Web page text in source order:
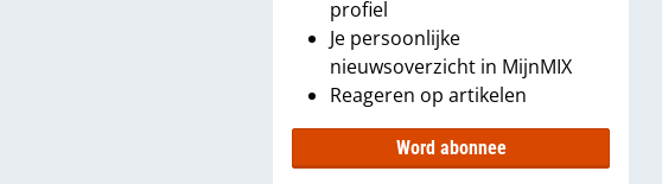
profiel
Je persoonlijke
nieuwsoverzicht in MijnMIX
Reageren op artikelen
Word abonnee